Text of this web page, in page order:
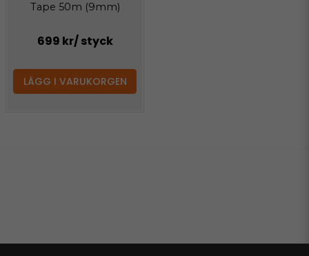
Tape 50m (9mm)
699 kr/ styck
LÄGG I VARUKORGEN